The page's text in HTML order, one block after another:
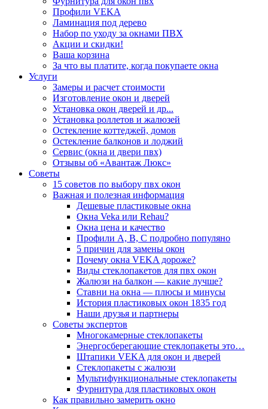
Профили VEKA
Ламинация под дерево
Набор по уходу за окнами ПВХ
Акции и скидки!
Ваша корзина
За что вы платите, когда покупаете окна
Услуги
Замеры и расчет стоимости
Изготовление окон и дверей
Установка окон дверей и др...
Установка роллетов и жалюзей
Остекление коттеджей, домов
Остекление балконов и лоджий
Сервис (окна и двери пвх)
Отзывы об «Авантаж Люкс»
Советы
15 советов по выбору пвх окон
Важная и полезная информация
Дешевые пластиковые окна
Окна Veka или Rehau?
Окна цена и качество
Профили А, В, С подробно популяно
5 причин для замены окон
Почему окна VEKA дороже?
Виды стеклопакетов для пвх окон
Жалюзи на балкон — какие лучше?
Ставни на окна — плюсы и минусы
История пластиковых окон 1835 год
Наши друзья и партнеры
Советы экспертов
Многокамерные стеклопакеты
Энергосберегающие стеклопакеты это…
Штапики VEKA для окон и дверей
Стеклопакеты с жалюзи
Мультифункциональные стеклопакеты
Фурнитура для пластиковых окон
Как правильно замерить окно